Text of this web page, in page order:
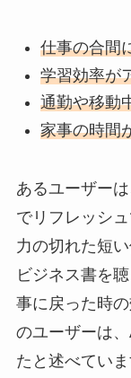
仕事の合間
学習効率が
通勤や移動
家事の時間
あるユーザー
でリフレッシ
力の切れた短
ビジネス書を
事に戻った時
のユーザーは
たと述べてい